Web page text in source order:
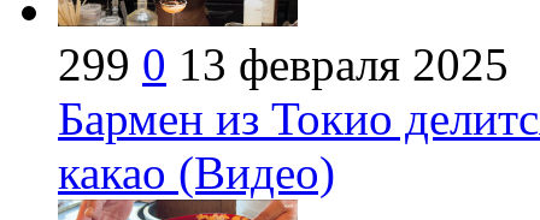
299 0 13 февраля 2025
Бармен из Токио
какао (Видео)